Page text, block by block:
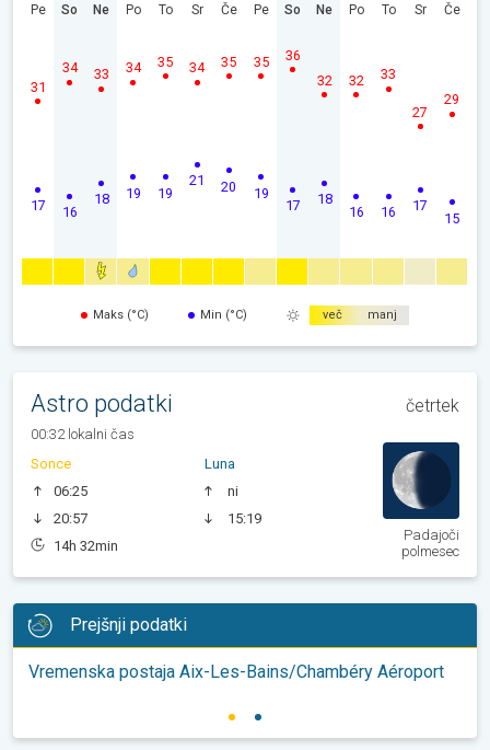
Pe
17
31
So
16
34
Ne
18
33
Po
19
34
To
19
35
Sr
21
34
Če
20
35
Pe
19
35
So
17
36
Ne
18
32
Po
16
32
To
16
33
Sr
17
27
Če
15
29
Maks (°C) Min (°C) več manj
Astro podatki četrtek
00:32 lokalni čas
Sonce
06:25
20:57
14h 32min
Luna
ni
15:19
Padajoči
polmesec
Prejšnji podatki
Vremenska postaja Aix-Les-Bains/Chambéry Aéroport